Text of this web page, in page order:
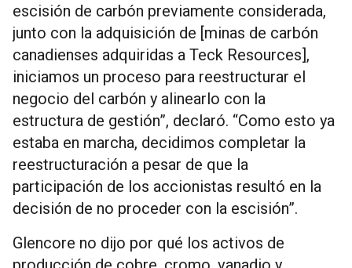
escisión de carbón previamente considerada,
junto con la adquisición de [minas de carbón
canadienses adquiridas a Teck Resources],
iniciamos un proceso para reestructurar el
negocio del carbón y alinearlo con la
estructura de gestión”, declaró. “Como esto ya
estaba en marcha, decidimos completar la
reestructuración a pesar de que la
participación de los accionistas resultó en la
decisión de no proceder con la escisión”.
Glencore no dijo por qué los activos de